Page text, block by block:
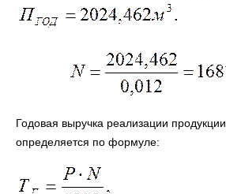
Годовая выручка реализации продукции
определяется по формуле: